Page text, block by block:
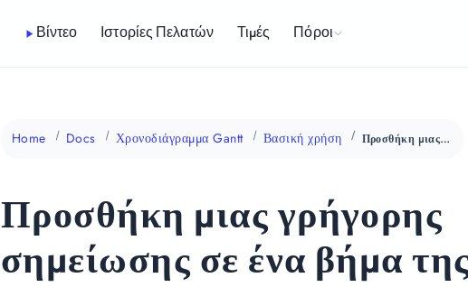
Βίντεο Ιστορίες Πελατών Τιμές Πόροι
Home Docs Χρονοδιάγραμμα Gantt Βασική χρήση Προσθήκη μιας γρήγορης σημείωσης σε ένα βήμα της διαδικασίας παραγωγής
Προσθήκη μιας γρήγορης
σημείωσης σε ένα βήμα